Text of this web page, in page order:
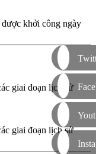
khởi công ngày
giai đoạn lịch sử
giai đoạn lịch sử